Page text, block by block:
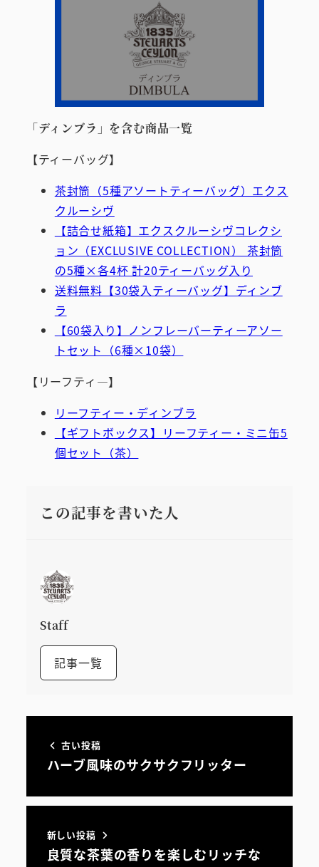
「ディンブラ」を含む商品一覧
【ティーバッグ】
茶封筒（5種アソートティーバッグ）エクス
クルーシヴ
【詰合せ紙箱】エクスクルーシヴコレクシ
ョン（EXCLUSIVE COLLECTION） 茶封筒
の5種×各4杯 計20ティーバッグ入り
送料無料【30袋入ティーバッグ】ディンブ
ラ
【60袋入り】ノンフレーバーティーアソー
トセット（6種×10袋）
【リーフティ―】
リーフティー・ディンブラ
【ギフトボックス】リーフティー・ミニ缶5
個セット（茶）
この記事を書いた人
Staff
記事一覧
古い投稿
ハーブ風味のサクサクフリッター
新しい投稿
良質な茶葉の香りを楽しむリッチな